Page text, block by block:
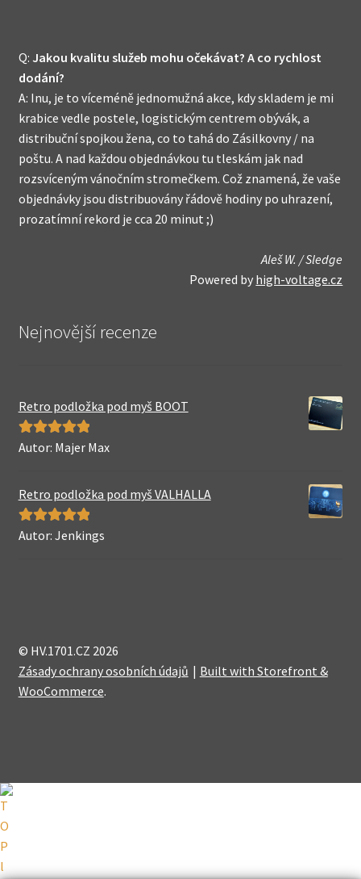
Q: Jakou kvalitu služeb mohu očekávat? A co rychlost
dodání?
A: Inu, je to víceméně jednomužná akce, kdy skladem je mi
krabice vedle postele, logistickým centrem obývák, a
distribuční spojkou žena, co to tahá do Zásilkovny / na
poštu. A nad každou objednávkou tu tleskám jak nad
rozsvíceným vánočním stromečkem. Což znamená, že vaše
objednávky jsou distribuovány řádově hodiny po uhrazení,
prozatímní rekord je cca 20 minut ;)
Aleš W. / Sledge
Powered by high-voltage.cz
Nejnovější recenze
Retro podložka pod myš BOOT
Hodnocení5
Autor: Majer Max
Retro podložka pod myš VALHALLA
Hodnocení5
Autor: Jenkings
© HV.1701.CZ 2026
Zásady ochrany osobních údajů
Built with Storefront &
WooCommerce.